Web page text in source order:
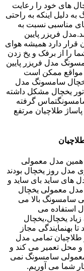
های خود را رعایت
دلیل اینکه به راحتی
مناسبی نسبت به
فریزر پایین
دارد همیشه هوای
را از برفک و یخ زدن
مدل فریزر پایین
مواقع ممکن است
یخچال سامسونگ مدل
یخچال مشکل داشته
سامسونگتماس گرفته
طلاچیان مرتفع
همین مدل معمولی
مدل روز یخچال بودند
های ساید بای ساید و
مدل معمولی یخچال
سامسونگ بالا می
استفاده می
یخچال،یخچال
بهنمایندگی مجاز
طلاچیان تمامی مدل
محل تعمیر می کند و
معمولی سامسونگ نمی
شما می آوریم.